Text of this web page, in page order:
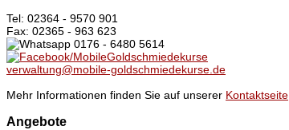
Tel: 02364 - 9570 901
Fax: 02365 - 963 623
0176 - 6480 5614
/MobileGoldschmiedekurse
verwaltung@mobile-goldschmiedekurse.de
Mehr Informationen finden Sie auf unserer Kontaktseite
Angebote